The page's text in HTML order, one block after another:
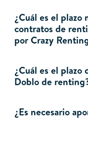
¿Cuál es el
contratos de
por Crazy
¿Cuál es el
Doblo de
¿Es necesario